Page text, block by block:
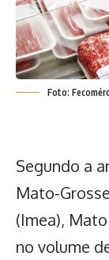
Foto:
Segundo a
Mato-
(Imea),
no volume